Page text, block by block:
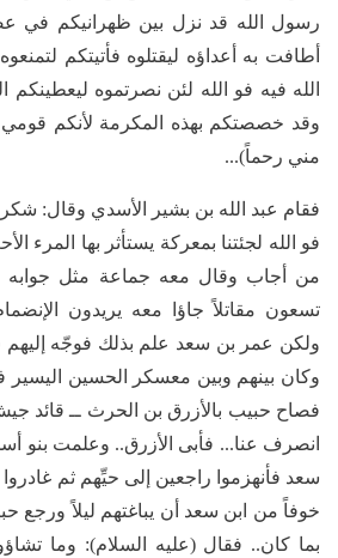
رسول الله قد نزل بين ظهرانيكم في
أطافت به أعداؤه ليقتلوه فأتيتكم
الله فيه فو الله لئن نصرتموه ليعطينكم
وقد خصصتكم بهذه المكرمة لأنكم قومي
مني رحماً)...
فقام عبد الله بن بشير الأسدي وقال: شكر
فو الله لجئتنا بمعركة يستأثر بها المرء
من أجاب وقال معه جماعة مثل جوابه
تسعون مقاتلاً جاؤا معه يريدون
ولكن عمر بن سعد علم بذلك فوجّه إليهم
وكان بينهم وبين معسكر الحسين اليسير
فصاح حبيب بالأزرق بن الحرث ــ قائد
انصرف عنا... فأبى الأزرق.. وعلمت بنو
سعد فأنهزموا راجعين إلى حيِّهم ثم
خوفاً من ابن سعد أن يباغتهم ليلاً ورجع
بما كان.. فقال (عليه السلام): وما